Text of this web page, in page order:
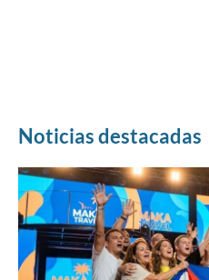
Noticias destacadas